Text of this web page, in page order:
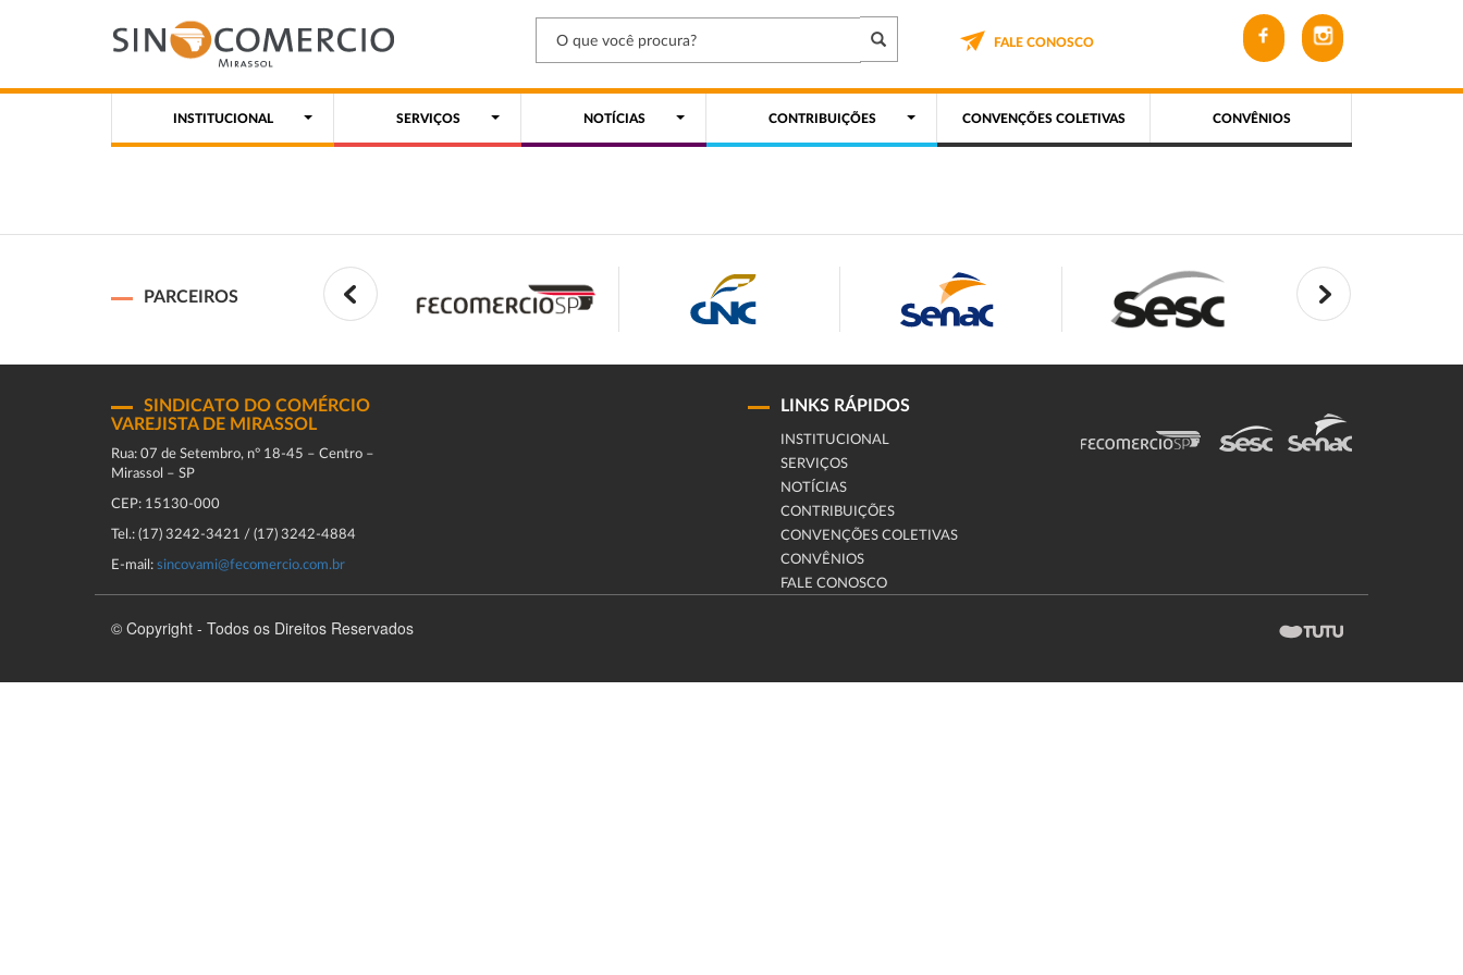
FALE CONOSCO
INSTITUCIONAL SERVIÇOS NOTÍCIAS CONTRIBUIÇÕES CONVENÇÕES COLETIVAS CONVÊNIOS
PARCEIROS
SINDICATO DO COMÉRCIO
VAREJISTA DE MIRASSOL
Rua: 07 de Setembro, n° 18-45 – Centro –
Mirassol – SP
CEP: 15130-000
Tel.: (17) 3242-3421 / (17) 3242-4884
E-mail: sincovami@fecomercio.com.br
LINKS RÁPIDOS
INSTITUCIONAL
SERVIÇOS
NOTÍCIAS
CONTRIBUIÇÕES
CONVENÇÕES COLETIVAS
CONVÊNIOS
FALE CONOSCO
© Copyright - Todos os Direitos Reservados